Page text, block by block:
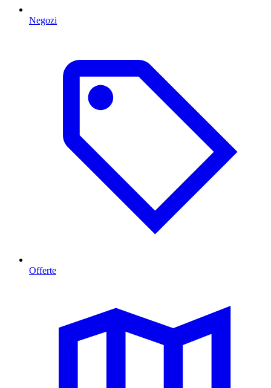
Negozi
Offerte